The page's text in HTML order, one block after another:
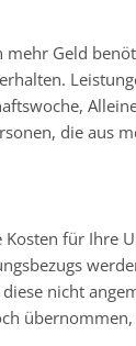
Geld
die aus
für
nicht